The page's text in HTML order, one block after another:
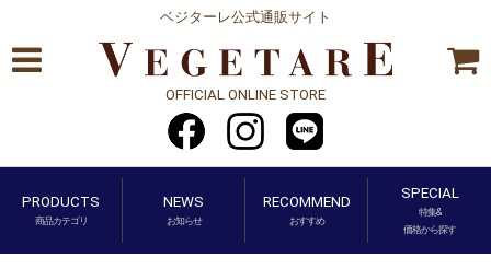
ベジターレ公式通販サイト
OFFICIAL ONLINE STORE
PRODUCTS
商品カテゴリ
NEWS
お知らせ
RECOMMEND
おすすめ
SPECIAL
特集&
価格から探す